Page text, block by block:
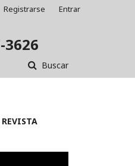
3626
Buscar
Registrarse Entrar